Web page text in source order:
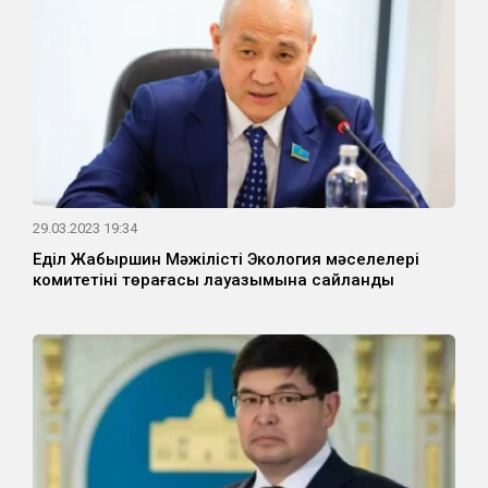
29.03.2023 19:34
Еділ Жаңбыршин Мәжілістің Экология мәселелері
комитетінің төрағасы лауазымына сайланды